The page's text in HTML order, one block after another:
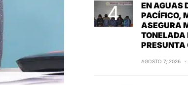
EN AGUAS
PACÍFICO,
ASEGURA
TONELADA
AGOSTO 7, 2026